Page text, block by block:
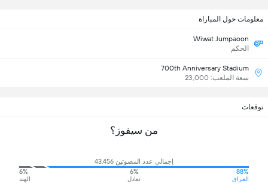
معلومات حول المباراة
Wiwat Jumpaoon
الحكم
700th Anniversary Stadium
سعة الملعب: 23,000
توقعات
من سيفوز؟
إجمالي عدد المصوتين 43,456
88%
العراق
6%
تعادل
6%
الهند